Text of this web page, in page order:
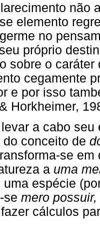
não
elemento
no
próprio
sobre o
cegamente
e por isso
Horkheimer,
a cabo
conceito de
se
a uma
uma espécie
se mero possuir,
cálculos